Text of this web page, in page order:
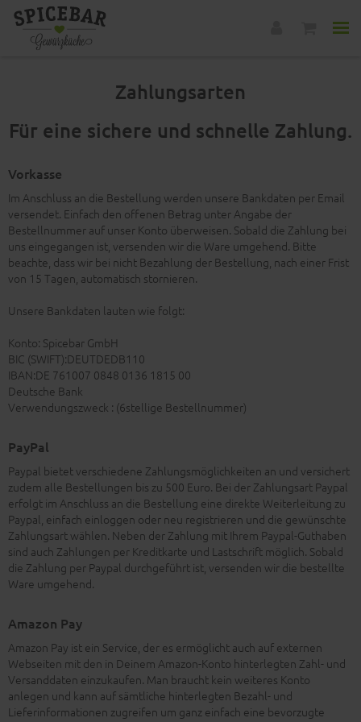
Zahlungsarten
Für eine sichere und schnelle Zahlung.
Vorkasse
Im Anschluss an die Bestellung werden unsere Bankdaten per Email
versendet. Einfach den offenen Betrag unter Angabe der
Bestellnummer auf unser Konto überweisen. Sobald die Zahlung bei
uns eingegangen ist, versenden wir die Ware umgehend. Bitte
beachte, dass wir bei nicht Bezahlung der Bestellung, nach einer Frist
von 15 Tagen, automatisch stornieren.
Unsere Bankdaten lauten wie folgt:
Konto: Spicebar GmbH
BIC (SWIFT):DEUTDEDB110
IBAN:DE 761007 0848 0136 1815 00
Deutsche Bank
Verwendungszweck : (6stellige Bestellnummer)
PayPal
Paypal bietet verschiedene Zahlungsmöglichkeiten an und versichert
zudem alle Bestellungen bis zu 500 Euro. Bei der Zahlungsart Paypal
erfolgt im Anschluss an die Bestellung eine direkte Weiterleitung zu
Paypal, einfach einloggen oder neu registrieren und die gewünschte
Zahlungsart wählen. Neben der Zahlung mit Ihrem Paypal-Guthaben
sind auch Zahlungen per Kreditkarte und Lastschrift möglich. Sobald
die Zahlung per Paypal durchgeführt ist, versenden wir die bestellte
Ware umgehend.
Amazon Pay
Amazon Pay ist ein Service, der es ermöglicht auch auf externen
Webseiten mit den in Deinem Amazon-Konto hinterlegten Zahl- und
Versanddaten einzukaufen. Man braucht kein weiteres Konto
anlegen und kann auf sämtliche hinterlegten Bezahl- und
Lieferinformationen zugreifen um ganz einfach eine bevorzugte